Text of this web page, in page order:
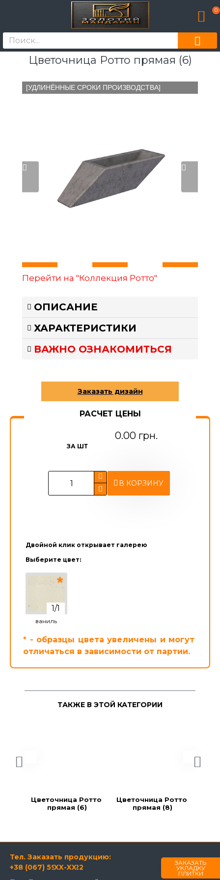
0
Цветочница Ротто прямая (6)
[УДЛИНЁННЫЕ СРОКИ ПРОИЗВОДСТВА]
Перейти на "Коллекция Ротто"
ОПИСАНИЕ
ХАРАКТЕРИСТИКИ
ВАЖНО ОЗНАКОМИТЬСЯ
РАСЧЕТ ЦЕНЫ
ЗА ШТ
0.00 грн.
В КОРЗИНУ
Двойной клик открывает галерею
Выберите цвет:
ваниль
* - образцы цвета увеличены и могут
отличаться в зависимости от партии.
ТАКЖЕ В ЭТОЙ КАТЕГОРИИ
Цветочница Ротто
прямая (6)
Цветочница Ротто
прямая (8)
Тел. Заказать продукцию:
+38 (067) 594-21-22
XX-XX
ЗАКАЗАТЬ
УКЛАДКУ
ПЛИТКИ